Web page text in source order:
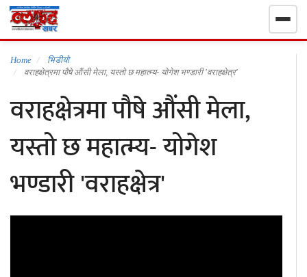
गृहपृष्ठ
निर्वाचन खबर
समाचार
राजनीति
राष्ट्रिय
Home
भिडीयो
वराहक्षेत्रमा पौषे औंसी मेला, यस्तो छ महात्म्य- योगेश भण्डारी 'वराहक्षेत्र'
वराहक्षेत्रमा पौषे औंसी मेला,
यस्तो छ महात्म्य- योगेश
भण्डारी 'वराहक्षेत्र'